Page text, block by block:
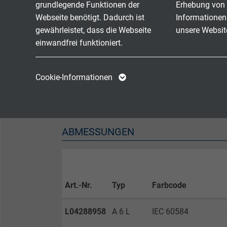
grundlegende Funktionen der
Webseite benötigt. Dadurch ist
gewährleistet, dass die Webseite
einwandfrei funktioniert.
Enthält die
Erhebung
unsere
Cookie-Informationen
Halogenfreiheit nach
Brennverhalten
ABMESSUNGEN
Art.-Nr. Typ Farbcode
L04288958 A 6 L IEC 60584